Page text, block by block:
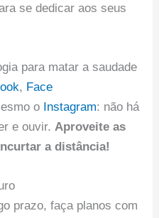
se dedicar aos seus
para matar a saudade
, Face
o Instagram: não há
e ouvir.Aproveite as
a distância!
prazo, faça planos com